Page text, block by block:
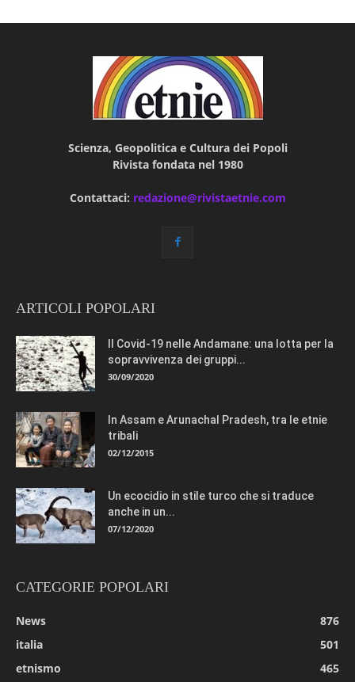
Scienza, Geopolitica e Cultura dei Popoli
Rivista fondata nel 1980
Contattaci: redazione@rivistaetnie.com
ARTICOLI POPOLARI
Il Covid-19 nelle Andamane: una lotta per la
sopravvivenza dei gruppi...
30/09/2020
In Assam e Arunachal Pradesh, tra le etnie
tribali
02/12/2015
Un ecocidio in stile turco che si traduce
anche in un...
07/12/2020
CATEGORIE POPOLARI
News
876
italia
501
etnismo
465